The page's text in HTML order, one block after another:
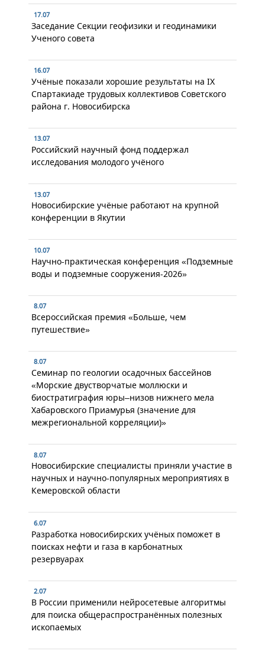
17.07
Заседание Секции геофизики и геодинамики
Ученого совета
16.07
Учёные показали хорошие результаты на IX
Спартакиаде трудовых коллективов Советского
района г. Новосибирска
13.07
Российский научный фонд поддержал
исследования молодого учёного
13.07
Новосибирские учёные работают на крупной
конференции в Якутии
10.07
Научно-практическая конференция «Подземные
воды и подземные сооружения-2026»
8.07
Всероссийская премия «Больше, чем
путешествие»
8.07
Семинар по геологии осадочных бассейнов
«Морские двустворчатые моллюски и
биостратиграфия юры–низов нижнего мела
Хабаровского Приамурья (значение для
межрегиональной корреляции)»
8.07
Новосибирские специалисты приняли участие в
научных и научно-популярных мероприятиях в
Кемеровской области
6.07
Разработка новосибирских учёных поможет в
поисках нефти и газа в карбонатных
резервуарах
2.07
В России применили нейросетевые алгоритмы
для поиска общераспространённых полезных
ископаемых